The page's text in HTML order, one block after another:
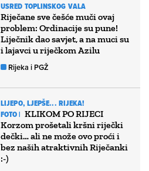
USRED TOPLINSKOG VALA
Riječane sve češće muči ovaj
problem: Ordinacije su pune!
Liječnik dao savjet, a na muci su
i lajavci u riječkom Azilu
Rijeka i PGŽ
LIJEPO, LJEPŠE... RIJEKA!
FOTO | KLIKOM PO RIJECI
Korzom prošetali kršni riječki
dečki… ali ne može ovo proći i
bez naših atraktivnih Riječanki
:-)